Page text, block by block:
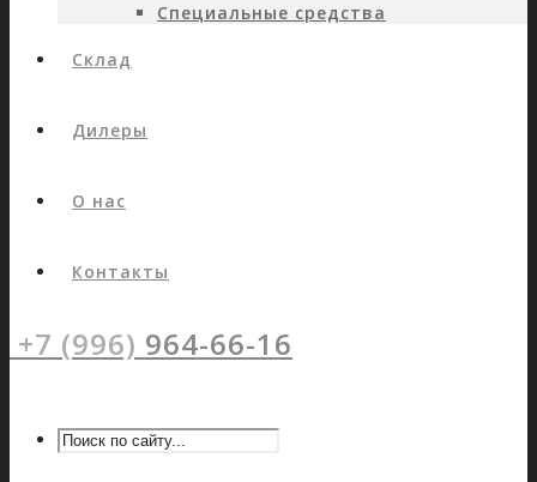
Специальные средства
Склад
Дилеры
О нас
Контакты
+7 (996) 964-66-16